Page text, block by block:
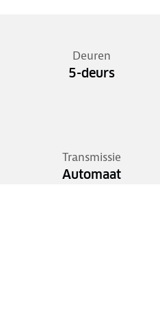
Deuren
5-deurs
Transmissie
Automaat